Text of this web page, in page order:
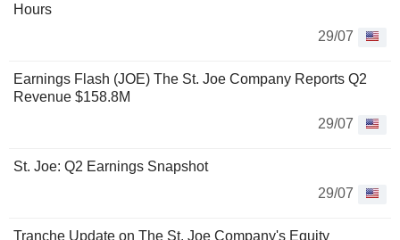
Hours
29/07
Earnings Flash (JOE) The St. Joe Company Reports Q2
Revenue $158.8M
29/07
St. Joe: Q2 Earnings Snapshot
29/07
Tranche Update on The St. Joe Company's Equity